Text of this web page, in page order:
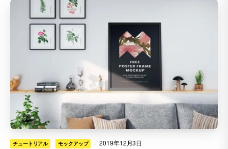
チュートリアル モックアップ · 2019年12月3日